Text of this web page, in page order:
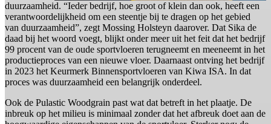
duurzaamheid. “Ieder bedrijf, hoe groot of klein dan ook, heeft een
verantwoordelijkheid om een steentje bij te dragen op het gebied
van duurzaamheid”, zegt Mossing Holsteyn daarover. Dat Sika de
daad bij het woord voegt, blijkt onder meer uit het feit dat het bedrijf
99 procent van de oude sportvloeren terugneemt en meeneemt in het
productieproces van een nieuwe vloer. Daarnaast ontving het bedrijf
in 2023 het Keurmerk Binnensportvloeren van Kiwa ISA. In dat
proces was duurzaamheid een belangrijk onderdeel.
Ook de Pulastic Woodgrain past wat dat betreft in het plaatje. De
inbreuk op het milieu is minimaal zonder dat het afbreuk doet aan de